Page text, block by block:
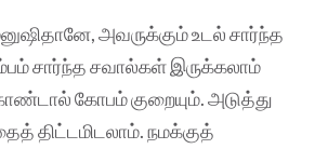
அவருக்கும் உடல் சார்ந்த
சார்ந்த சவால்கள் இருக்கலாம்
கோபம் குறையும். அடுத்து
திட்டமிடலாம். நமக்குத்